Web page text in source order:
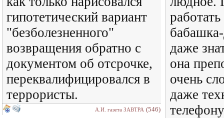
гипотетический вариант
"безболезненного"
возвращения обратно с
документом об отсрочке,
переквалифицировался в
террористы.
А.И. газета ЗАВТРА (546)
даже
она
очень
даже
телефону